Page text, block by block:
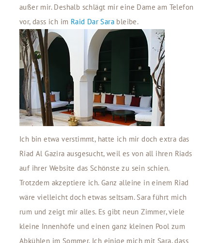
außer mir. Deshalb schlägt mir eine Dame am Telefon
vor, dass ich im Raid Dar Sara bleibe.
Ich bin etwa verstimmt, hatte ich mir doch extra das
Riad Al Gazira ausgesucht, weil es von all ihren Riads
auf ihrer Website das Schönste zu sein schien.
Trotzdem akzeptiere ich. Ganz alleine in einem Riad
wäre vielleicht doch etwas seltsam. Sara führt mich
rum und zeigt mir alles. Es gibt neun Zimmer, viele
kleine Innenhöfe und einen ganz kleinen Pool zum
Abkühlen im Sommer. Ich einige mich mit Sara, dass